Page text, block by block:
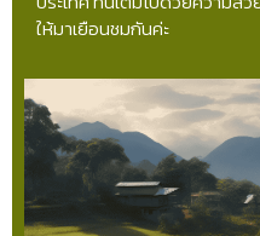
ให้มาเยือนชมกันค่ะ